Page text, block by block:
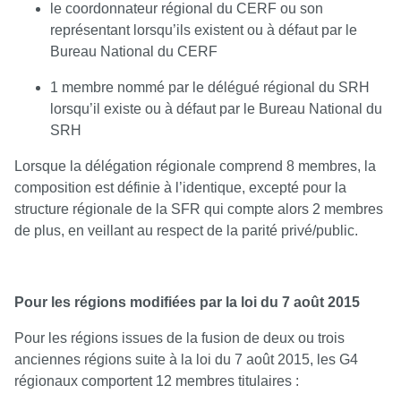
le coordonnateur régional du CERF ou son
représentant lorsqu’ils existent ou à défaut par le
Bureau National du CERF
1 membre nommé par le délégué régional du SRH
lorsqu’il existe ou à défaut par le Bureau National du
SRH
Lorsque la délégation régionale comprend 8 membres, la
composition est définie à l’identique, excepté pour la
structure régionale de la SFR qui compte alors 2 membres
de plus, en veillant au respect de la parité privé/public.
Pour les régions modifiées par la loi du 7 août 2015
Pour les régions issues de la fusion de deux ou trois
anciennes régions suite à la loi du 7 août 2015, les G4
régionaux comportent 12 membres titulaires :